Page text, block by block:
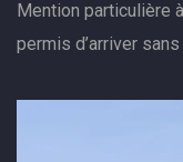
Mention particulière
permis d’arriver